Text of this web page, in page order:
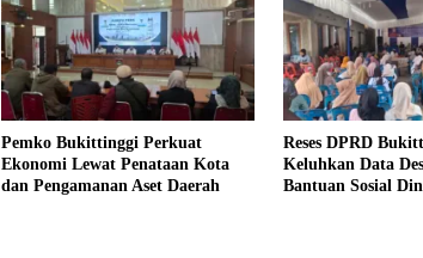
Pemko Bukittinggi Perkuat
Ekonomi Lewat Penataan Kota
dan Pengamanan Aset Daerah
Reses DPRD
Keluhkan Data
Bantuan Sosial